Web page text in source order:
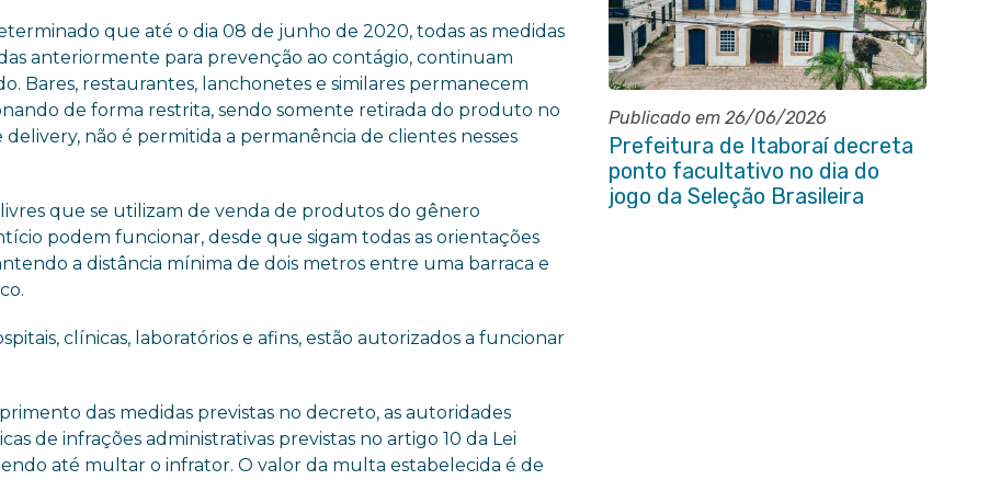
que até o dia 08 de junho de 2020, todas as medidas
anteriormente para prevenção ao contágio, continuam
Bares, restaurantes, lanchonetes e similares permanecem
de forma restrita, sendo somente retirada do produto no
delivery, não é permitida a permanência de clientes nesses
livres que se utilizam de venda de produtos do gênero
podem funcionar, desde que sigam todas as orientações
a distância mínima de dois metros entre uma barraca e
clínicas, laboratórios e afins, estão autorizados a funcionar
das medidas previstas no decreto, as autoridades
de infrações administrativas previstas no artigo 10 da Lei
até multar o infrator. O valor da multa estabelecida é de
Publicado em 26/06/2026
Prefeitura de Itaboraí decreta
ponto facultativo no dia do
jogo da Seleção Brasileira